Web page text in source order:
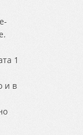
1
и в